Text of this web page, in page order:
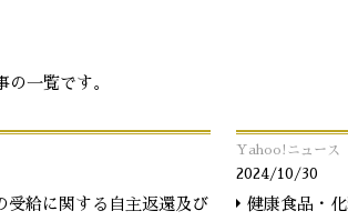
の一覧です。
受給に関する自主返還及び
Yahoo!ニュース
2024/10/30
健康食品・